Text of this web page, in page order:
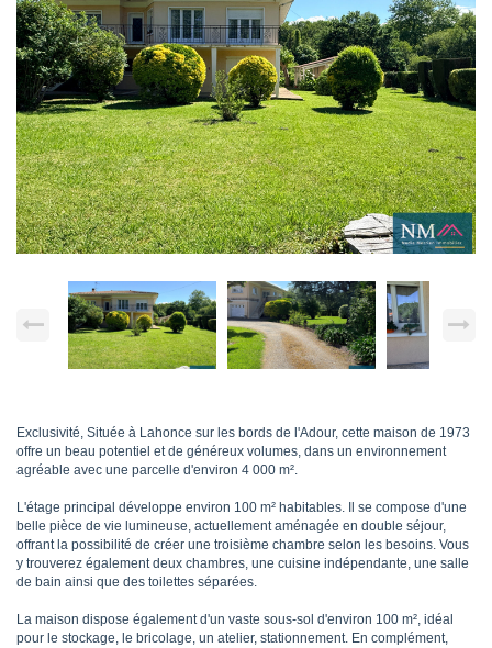
Exclusivité, Située à Lahonce sur les bords de l'Adour, cette maison de 1973
offre un beau potentiel et de généreux volumes, dans un environnement
agréable avec une parcelle d'environ 4 000 m².
L'étage principal développe environ 100 m² habitables. Il se compose d'une
belle pièce de vie lumineuse, actuellement aménagée en double séjour,
offrant la possibilité de créer une troisième chambre selon les besoins. Vous
y trouverez également deux chambres, une cuisine indépendante, une salle
de bain ainsi que des toilettes séparées.
La maison dispose également d'un vaste sous-sol d'environ 100 m², idéal
pour le stockage, le bricolage, un atelier, stationnement. En complément,